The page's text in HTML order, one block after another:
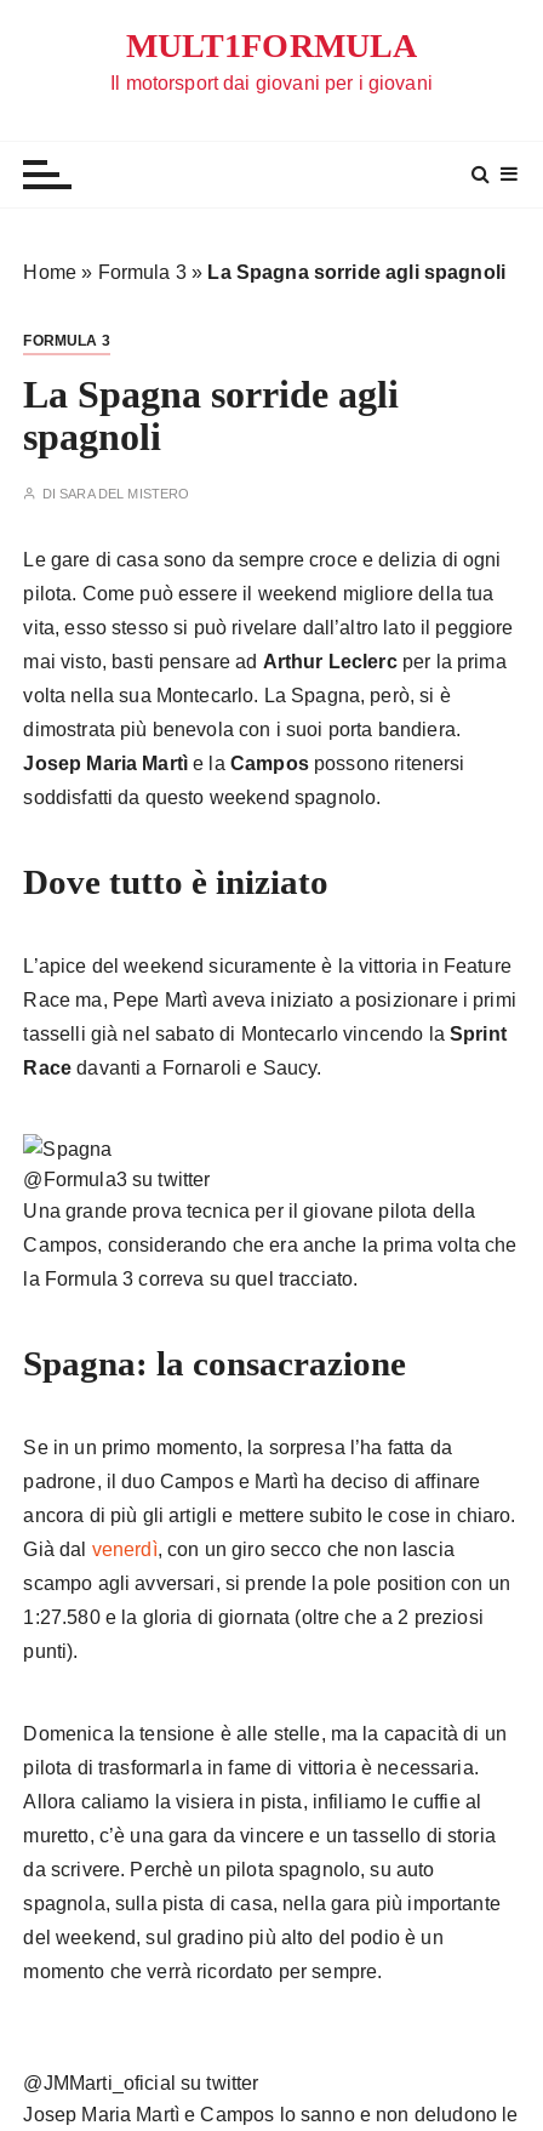
MULT1FORMULA
Il motorsport dai giovani per i giovani
Home » Formula 3» La Spagna sorride agli spagnoli
FORMULA 3
La Spagna sorride agli
spagnoli
DISARA DEL MISTERO
Le gare di casa sono da sempre croce e delizia di ogni
pilota. Come può essere il weekend migliore della tua
vita, esso stesso si può rivelare dall’altro lato il peggiore
mai visto, basti pensare ad Arthur Leclercper la prima
volta nella sua Montecarlo. La Spagna, però, si è
dimostrata più benevola con i suoi porta bandiera.
Josep Maria Martì e la Campospossono ritenersi
soddisfatti da questo weekend spagnolo.
Dove tutto è iniziato
L’apice del weekend sicuramente è la vittoria in Feature
Race ma, Pepe Martì aveva iniziato a posizionare i primi
tasselli già nel sabato di Montecarlo vincendo la Sprint
Race davanti a Fornaroli e Saucy.
@Formula3 su twitter
Una grande prova tecnica per il giovane pilota della
Campos, considerando che era anche la prima volta che
la Formula 3 correva su quel tracciato.
Spagna: la consacrazione
Se in un primo momento, la sorpresa l’ha fatta da
padrone, il duo Campos e Martì ha deciso di affinare
ancora di più gli artigli e mettere subito le cose in chiaro.
Già dal venerdì, con un giro secco che non lascia
scampo agli avversari, si prende la pole position con un
1:27.580 e la gloria di giornata (oltre che a 2 preziosi
punti).
Domenica la tensione è alle stelle, ma la capacità di un
pilota di trasformarla in fame di vittoria è necessaria.
Allora caliamo la visiera in pista, infiliamo le cuffie al
muretto, c’è una gara da vincere e un tassello di storia
da scrivere. Perchè un pilota spagnolo, su auto
spagnola, sulla pista di casa, nella gara più importante
del weekend, sul gradino più alto del podio è un
momento che verrà ricordato per sempre.
@JMMarti_oficial su twitter
Josep Maria Martì e Campos lo sanno e non deludono le